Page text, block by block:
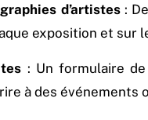
d’artistes:
exposition et sur
: Un formulaire
à des événements